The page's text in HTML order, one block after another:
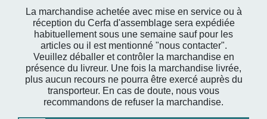
La marchandise achetée avec mise en service ou à
réception du Cerfa d'assemblage sera expédiée
habituellement sous une semaine sauf pour les
articles ou il est mentionné "nous contacter".
Veuillez déballer et contrôler la marchandise en
présence du livreur. Une fois la marchandise livrée,
plus aucun recours ne pourra être exercé auprès du
transporteur. En cas de doute, nous vous
recommandons de refuser la marchandise.